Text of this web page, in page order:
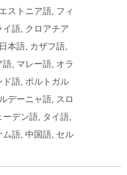
ストニア語, フィ
イ語, クロアチア
本語, カザフ語,
語, マレー語, オラ
ド語, ポルトガル
デーニャ語, スロ
デン語, タイ語,
ム語, 中国語, セル